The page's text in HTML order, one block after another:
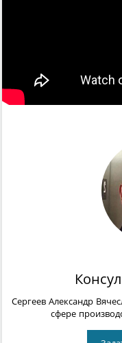
Сергеев Александр
сфере